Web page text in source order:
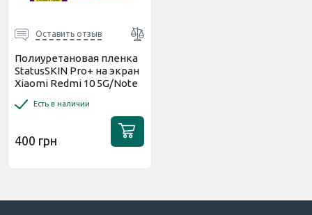
Оставить отзыв
Полиуретановая пленка
StatusSKIN Pro+ на экран
Xiaomi Redmi 10 5G/Note
Есть в наличии
400 грн